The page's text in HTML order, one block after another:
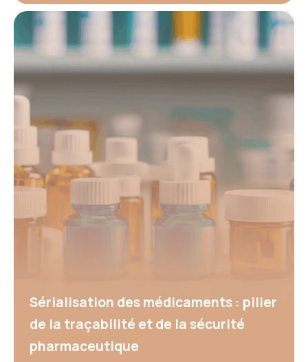
Sérialisation des médicaments : pilier
de la traçabilité et de la sécurité
pharmaceutique